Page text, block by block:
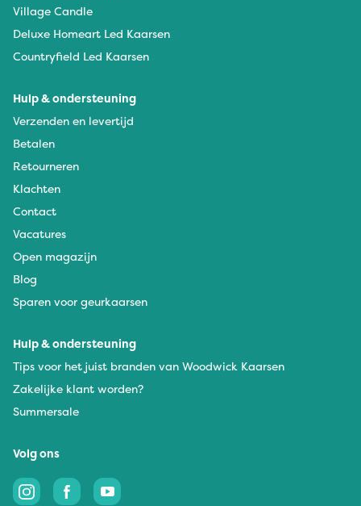
Village Candle
Deluxe Homeart Led Kaarsen
Countryfield Led Kaarsen
Hulp & ondersteuning
Verzenden en levertijd
Betalen
Retourneren
Klachten
Contact
Vacatures
Open magazijn
Blog
Sparen voor geurkaarsen
Hulp & ondersteuning
Tips voor het juist branden van Woodwick Kaarsen
Zakelijke klant worden?
Summersale
Volg ons